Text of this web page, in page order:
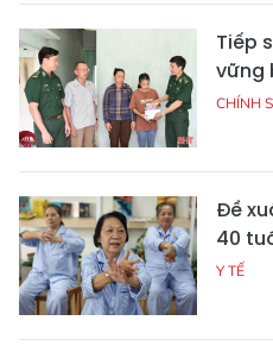
Tiếp
vững
CHÍNH
Đề
40
Y TẾ